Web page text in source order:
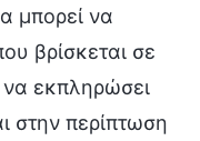
μπορεί να
βρίσκεται σε
να εκπληρώσει
στην περίπτωση